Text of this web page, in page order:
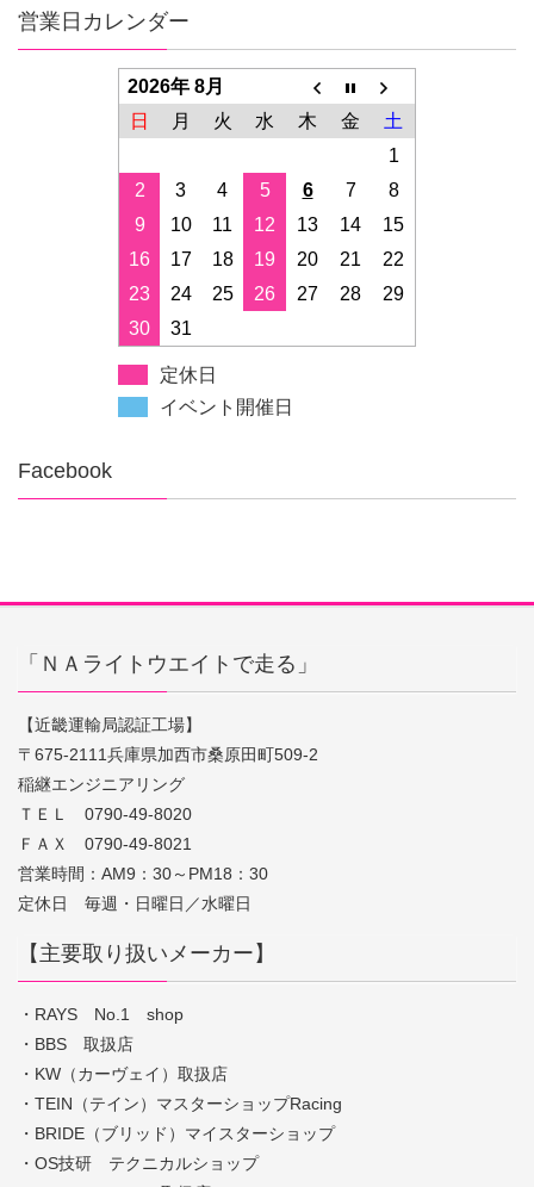
営業日カレンダー
2026年 8月
日
月 火 水 木 金
土
1
2
3 4 5 6 7
8
9
10 11 12 13 14
15
16
17 18 19 20 21
22
23
24 25 26 27 28
29
30
31
定休日
イベント開催日
Facebook
「ＮＡライトウエイトで走る」
【近畿運輸局認証工場】
〒675-2111兵庫県加西市桑原田町509-2
稲継エンジニアリング
ＴＥＬ 0790-49-8020
ＦＡＸ 0790-49-8021
営業時間：AM9：30～PM18：30
定休日 毎週・日曜日／水曜日
【主要取り扱いメーカー】
・RAYS No.1 shop
・BBS 取扱店
・KW（カーヴェイ）取扱店
・TEIN（テイン）マスターショップRacing
・BRIDE（ブリッド）マイスターショップ
・OS技研 テクニカルショップ